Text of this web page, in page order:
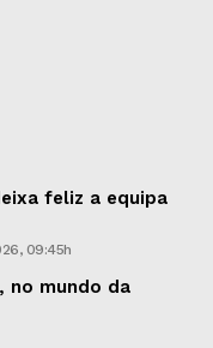
feliz a equipa
09:45h
no mundo da